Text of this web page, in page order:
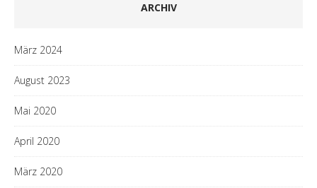
ARCHIV
März 2024
August 2023
Mai 2020
April 2020
März 2020